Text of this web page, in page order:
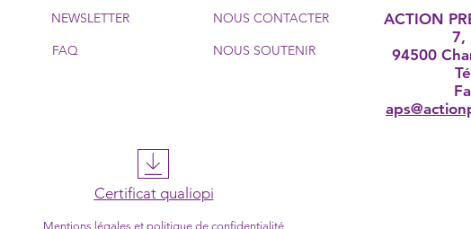
BAFA...
sportif !
NEWSLETTER
FAQ
NOUS SOUTENIR
NOUS CONTACTER
ACTION
7,
94500
Certificat qualiopi
Mentions légales et politique de confidentialité